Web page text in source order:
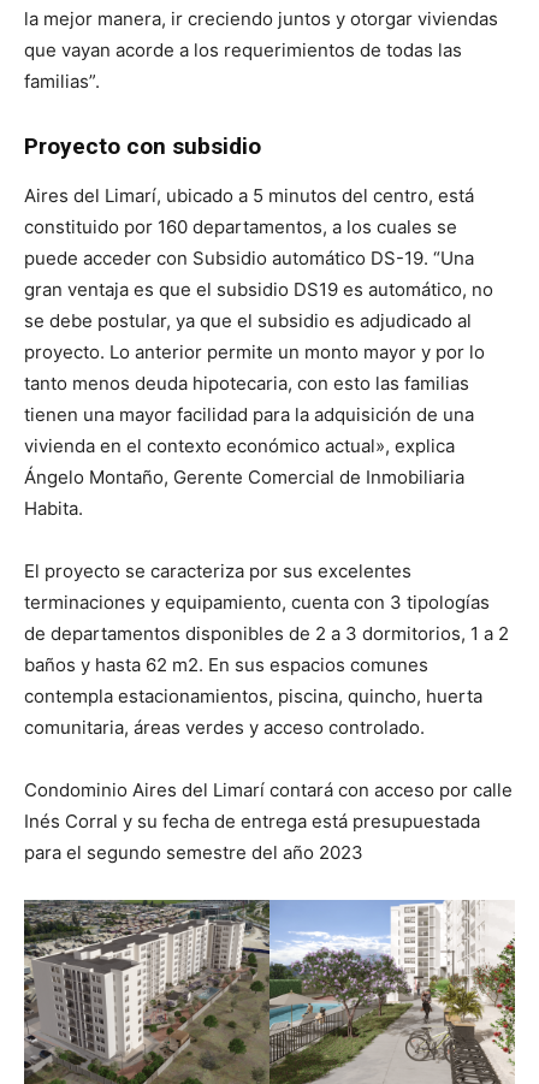
la mejor manera, ir creciendo juntos y otorgar viviendas
que vayan acorde a los requerimientos de todas las
familias”.
Proyecto con subsidio
Aires del Limarí, ubicado a 5 minutos del centro, está
constituido por 160 departamentos, a los cuales se
puede acceder con Subsidio automático DS-19. “Una
gran ventaja es que el subsidio DS19 es automático, no
se debe postular, ya que el subsidio es adjudicado al
proyecto. Lo anterior permite un monto mayor y por lo
tanto menos deuda hipotecaria, con esto las familias
tienen una mayor facilidad para la adquisición de una
vivienda en el contexto económico actual», explica
Ángelo Montaño, Gerente Comercial de Inmobiliaria
Habita.
El proyecto se caracteriza por sus excelentes
terminaciones y equipamiento, cuenta con 3 tipologías
de departamentos disponibles de 2 a 3 dormitorios, 1 a 2
baños y hasta 62 m2. En sus espacios comunes
contempla estacionamientos, piscina, quincho, huerta
comunitaria, áreas verdes y acceso controlado.
Condominio Aires del Limarí contará con acceso por calle
Inés Corral y su fecha de entrega está presupuestada
para el segundo semestre del año 2023